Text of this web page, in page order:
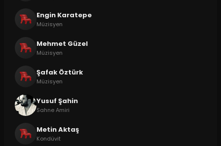
Engin Karatepe
Müzisyen
Mehmet Güzel
Müzisyen
Şafak Öztürk
Müzisyen
Yusuf Şahin
Sahne Amiri
Metin Aktaş
Kondüvit